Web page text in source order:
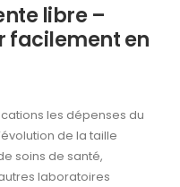
libre –
facilement en
les dépenses du
de la taille
soins de santé,
laboratoires